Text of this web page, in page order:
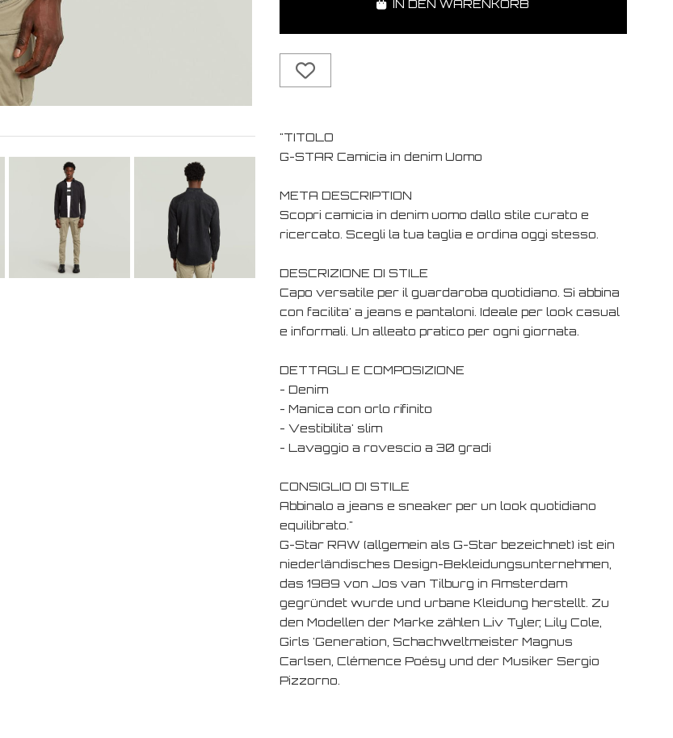
IN DEN WARENKORB
"TITOLO
G-STAR Camicia in denim Uomo
META DESCRIPTION
Scopri camicia in denim uomo dallo stile curato e
ricercato. Scegli la tua taglia e ordina oggi stesso.
DESCRIZIONE DI STILE
Capo versatile per il guardaroba quotidiano. Si abbina
con facilita' a jeans e pantaloni. Ideale per look casual
e informali. Un alleato pratico per ogni giornata.
DETTAGLI E COMPOSIZIONE
- Denim
- Manica con orlo rifinito
- Vestibilita' slim
- Lavaggio a rovescio a 30 gradi
CONSIGLIO DI STILE
Abbinalo a jeans e sneaker per un look quotidiano
equilibrato."
G-Star RAW (allgemein als G-Star bezeichnet) ist ein
niederländisches Design-Bekleidungsunternehmen,
das 1989 von Jos van Tilburg in Amsterdam
gegründet wurde und urbane Kleidung herstellt. Zu
den Modellen der Marke zählen Liv Tyler, Lily Cole,
Girls 'Generation, Schachweltmeister Magnus
Carlsen, Clémence Poésy und der Musiker Sergio
Pizzorno.